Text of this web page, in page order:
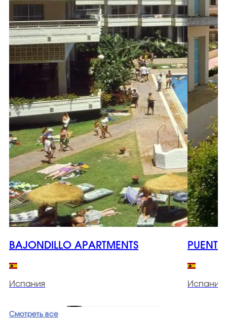
BAJONDILLO APARTMENTS
Испания
PUENTE
Испания
Смотреть все